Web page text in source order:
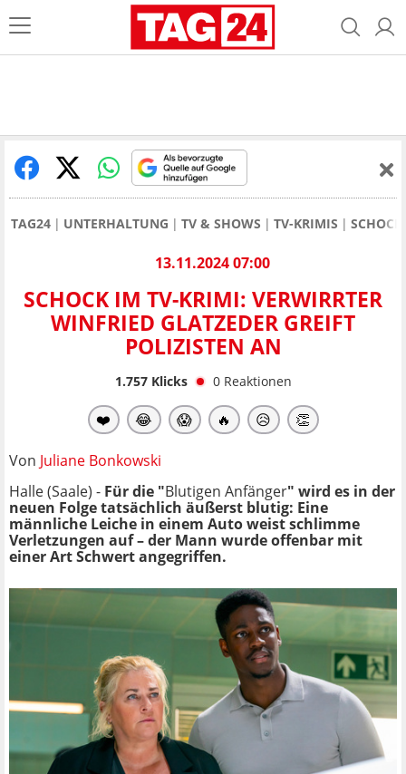
TAG24 UNTERHALTUNG TV & SHOWS TV-KRIMIS
13.11.2024 07:00
SCHOCK IM TV-KRIMI: VERWIRRTER
WINFRIED GLATZEDER GREIFT
POLIZISTEN AN
1.757Klicks 0 Reaktionen
❤️ 😂 😱 🔥 😥 👏
Von Juliane Bonkowski
Halle (Saale) - Für die "Blutigen Anfänger" wird es in der
neuen Folge tatsächlich äußerst blutig: Eine
männliche Leiche in einem Auto weist schlimme
Verletzungen auf – der Mann wurde offenbar mit
einer Art Schwert angegriffen.